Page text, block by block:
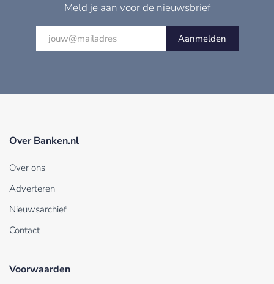
Meld je aan voor de nieuwsbrief
Aanmelden
Over Banken.nl
Over ons
Adverteren
Nieuwsarchief
Contact
Voorwaarden